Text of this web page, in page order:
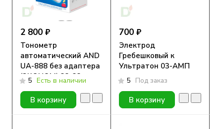
2 800 ₽
Тонометр
автоматический AND
UA-888 без адаптера
(ЭКОНОМ) 22-32 см
5 Есть в наличии
В корзину
700 ₽
Электрод
Гребешковый к
Ультратон 03-АМП
5 Под заказ
В корзину